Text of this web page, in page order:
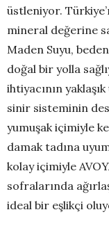
üstleniyor.
mineral değerine
Maden Suyu,
doğal bir yolla
ihtiyacının
sinir sisteminin
yumuşak içimiyle
damak tadına
kolay içimiyle
sofralarında
ideal bir eşlikçi